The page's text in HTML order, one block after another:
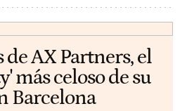
de AX Partners, el
más celoso de su
Barcelona